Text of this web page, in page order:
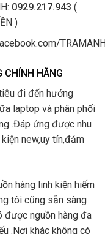
0929.217.943 (
)
CHÍNH HÃNG
đi đến hướng
laptop và phân phối
.Đáp ứng được nhu
new,uy tín,đảm
hàng linh kiện hiếm
tôi cũng sẵn sàng
được nguồn hàng đa
.Nơi khác không có